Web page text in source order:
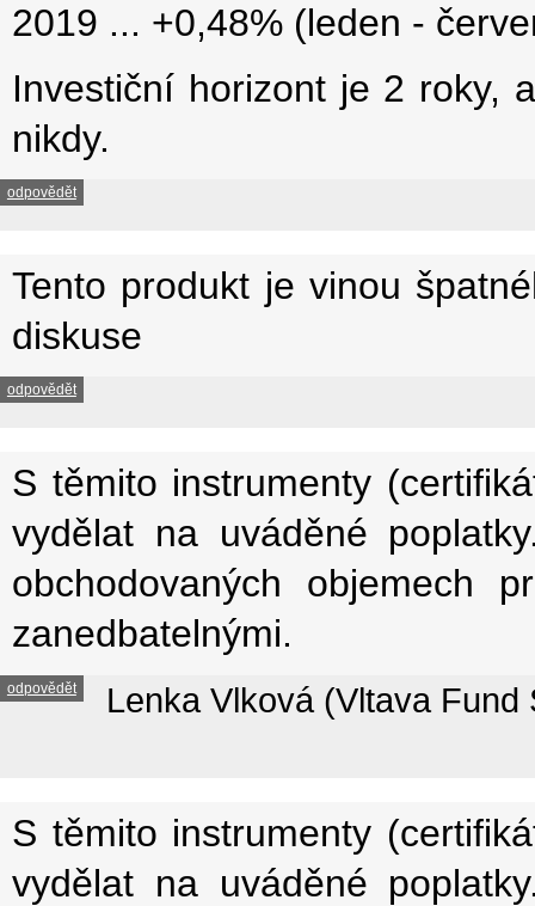
2019 ... +0,48% (leden -
Investiční horizont je 2 roky,
nikdy.
odpovědět
Tento produkt je vinou
diskuse
odpovědět
S těmito instrumenty
vydělat na uváděné
obchodovaných objemech
zanedbatelnými.
odpovědět Lenka Vlková (Vltava Fund
S těmito instrumenty
vydělat na uváděné